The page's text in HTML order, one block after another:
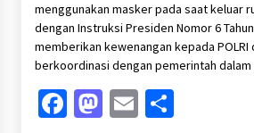
menggunakan masker pada saat keluar
dengan Instruksi Presiden Nomor 6
memberikan kewenangan kepada POLRI
berkoordinasi dengan pemerintah
Facebook
Mastodon
EmailShare